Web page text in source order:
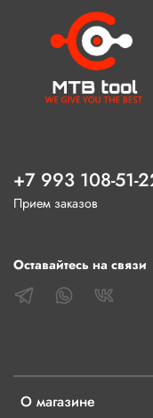
О магазине
+7 993 108-51-
Прием заказов
Оставайтесь на связи